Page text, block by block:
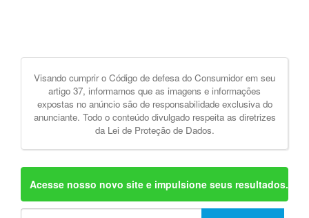
Visando cumprir o Código de defesa do Consumidor em seu
artigo 37, informamos que as imagens e informações
expostas no anúncio são de responsabilidade exclusiva do
anunciante. Todo o conteúdo divulgado respeita as diretrizes
da Lei de Proteção de Dados.
Acesse nosso novo site e impulsione seus resultados.